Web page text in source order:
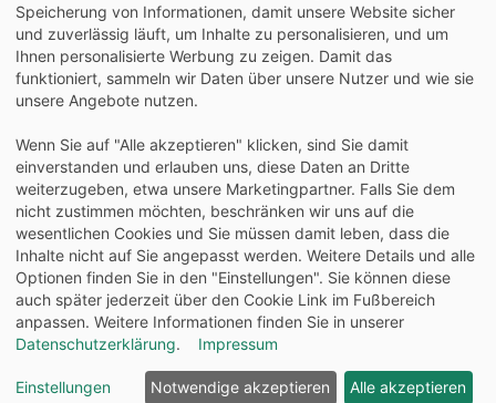
Bequeme Zahlung über Paypal
2 Jahre Gewährleistung
Alle Texte, Grafiken, Bilder und das Layout sind
urheberrechtlich geschützt und dürfen nicht ohne
ausdrückliche, schriftliche Erlaubnis weiterverwendet werden.
© 2026 bits&paper GmbH - Klebe-Fachshop - tesa 57319-
00001 - tesafilm kristall-klar, 10 m x 15 mm, 2er Pack +
Handabroller
Speicherung von Informationen, damit unsere Website sicher
und zuverlässig läuft, um Inhalte zu personalisieren, und um
Ihnen personalisierte Werbung zu zeigen. Damit das
funktioniert, sammeln wir Daten über unsere Nutzer und wie sie
unsere Angebote nutzen.
Wenn Sie auf "Alle akzeptieren" klicken, sind Sie damit
einverstanden und erlauben uns, diese Daten an Dritte
weiterzugeben, etwa unsere Marketingpartner. Falls Sie dem
nicht zustimmen möchten, beschränken wir uns auf die
wesentlichen Cookies und Sie müssen damit leben, dass die
Inhalte nicht auf Sie angepasst werden. Weitere Details und alle
Optionen finden Sie in den "Einstellungen". Sie können diese
auch später jederzeit über den Cookie Link im Fußbereich
anpassen. Weitere Informationen finden Sie in unserer
Datenschutzerklärung. Impressum
Einstellungen Notwendige akzeptieren Alle akzeptieren